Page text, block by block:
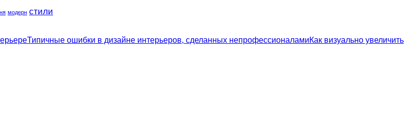
модерн стили
Типичные ошибки в дизайне интерьеров, сделанных непрофессионаламиКак визуально увеличить